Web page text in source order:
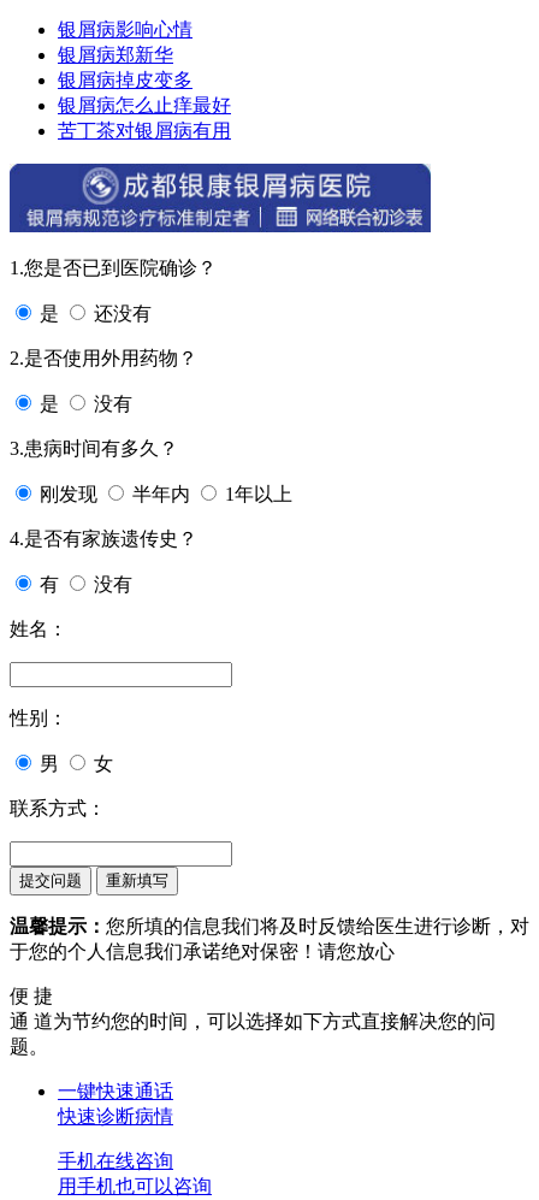
银屑病影响心情
银屑病郑新华
银屑病掉皮变多
银屑病怎么止痒最好
苦丁茶对银屑病有用
1.您是否已到医院确诊？
是 还没有
2.是否使用外用药物？
是 没有
3.患病时间有多久？
刚发现 半年内 1年以上
4.是否有家族遗传史？
有 没有
姓名：
性别：
男 女
联系方式：
温馨提示： 您所填的信息我们将及时反馈给医生进行诊断，对
于您的个人信息我们承诺绝对保密！请您放心
便 捷
通 道为节约您的时间，可以选择如下方式直接解决您的问
题。
一键快速通话
快速诊断病情
手机在线咨询
用手机也可以咨询